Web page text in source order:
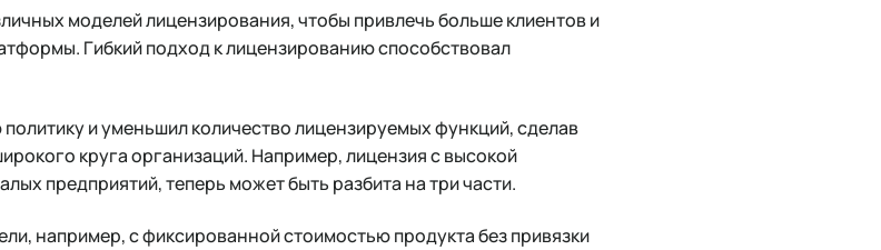
моделей лицензирования, чтобы привлечь больше клиентов и
Гибкий подход к лицензированию способствовал
и уменьшил количество лицензируемых функций, сделав
круга организаций. Например, лицензия с высокой
предприятий, теперь может быть разбита на три части.
например, с фиксированной стоимостью продукта без привязки